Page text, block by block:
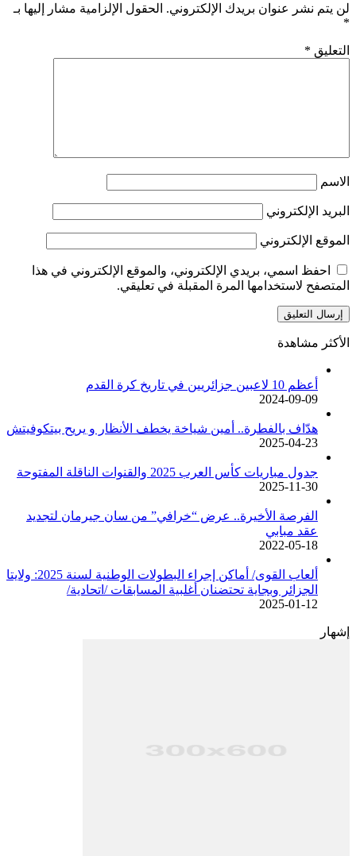
لن يتم نشر عنوان بريدك الإلكتروني. الحقول الإلزامية مشار إليها بـ
*
التعليق *
الاسم
البريد الإلكتروني
الموقع الإلكتروني
احفظ اسمي، بريدي الإلكتروني، والموقع الإلكتروني في هذا
المتصفح لاستخدامها المرة المقبلة في تعليقي.
الأكثر مشاهدة
أعظم 10 لاعبين جزائريين في تاريخ كرة القدم
2024-09-09
هدّاف بالفطرة.. أمين شياخة يخطف الأنظار و يريح بيتكوفيتش
2025-04-23
جدول مباريات كأس العرب 2025 والقنوات الناقلة المفتوحة
2025-11-30
الفرصة الأخيرة.. عرض “خرافي” من سان جيرمان لتجديد
عقد مبابي
2022-05-18
ألعاب القوى/ أماكن إجراء البطولات الوطنية لسنة 2025: ولايتا
الجزائر وبجاية تحتضنان أغلبية المسابقات /اتحادية/
2025-01-12
إشهار